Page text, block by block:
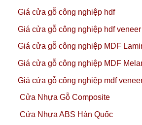
Giá cửa gỗ công nghiệp hdf
Giá cửa gỗ công nghiệp hdf veneer
Giá cửa gỗ công nghiệp MDF
Giá cửa gỗ công nghiệp MDF
Giá cửa gỗ công nghiệp mdf
Cửa Nhựa Gỗ Composite
Cửa Nhựa ABS Hàn Quốc